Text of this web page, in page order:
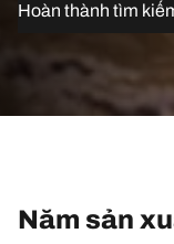
Hoàn thành tìm
Năm sản